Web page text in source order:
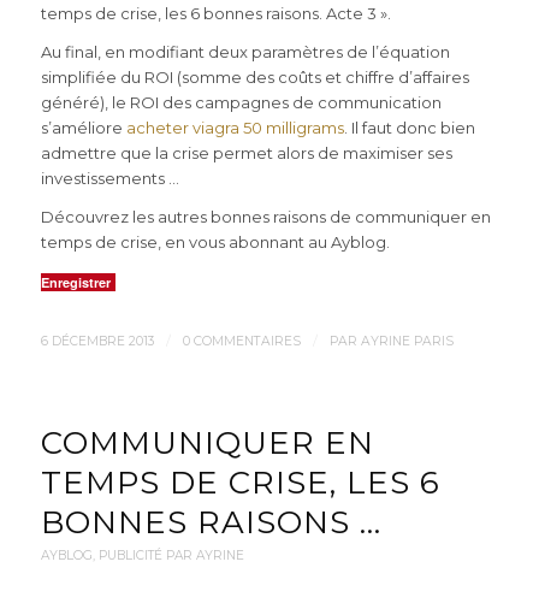
temps de crise, les 6 bonnes raisons. Acte 3 ».
Au final, en modifiant deux paramètres de l’équation
simplifiée du ROI (somme des coûts et chiffre d’affaires
généré), le ROI des campagnes de communication
s’améliore acheter viagra 50 milligrams. Il faut donc bien
admettre que la crise permet alors de maximiser ses
investissements …
Découvrez les autres bonnes raisons de communiquer en
temps de crise, en vous abonnant au Ayblog.
Enregistrer
6 DÉCEMBRE 2013 0 COMMENTAIRES PAR AYRINE PARIS
COMMUNIQUER EN
TEMPS DE CRISE, LES 6
BONNES RAISONS …
AYBLOG PUBLICITÉ PAR AYRINE